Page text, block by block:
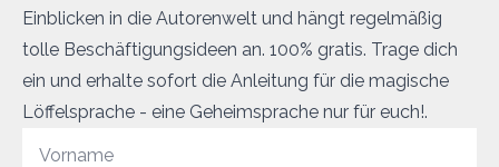
Einblicken in die Autorenwelt und hängt regelmäßig
tolle Beschäftigungsideen an. 100% gratis. Trage dich
ein und erhalte sofort die Anleitung für die magische
Löffelsprache - eine Geheimsprache nur für euch!.